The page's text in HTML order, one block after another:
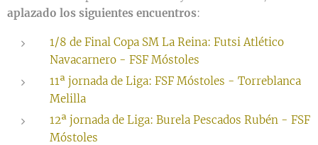
aplazado los siguientes encuentros:
1/8 de Final Copa SM La Reina: Futsi Atlético
Navacarnero - FSF Móstoles
11ª jornada de Liga: FSF Móstoles - Torreblanca
Melilla
12ª jornada de Liga: Burela Pescados Rubén - FSF
Móstoles